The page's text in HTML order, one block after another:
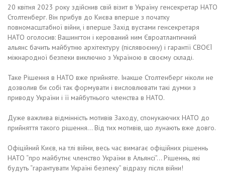
20 квітня 2023 року здійснив свій візит в Україну генсекретар НАТО
Столтенберг. Він прибув до Києва вперше з початку
повномасштабної війни, і вперше Захід вустами генсекретаря
НАТО оголосив: Вашингтон і керований ним Євроатлантичний
альянс бачить майбутню архітектуру (післявоєнну) і гарантії СВОЄЇ
міжнародної безпеки виключно з Україною в своєму складі.
Таке Рішення в НАТО вже прийняте. Інакше Столтенберг ніколи не
дозволив би собі так формувати і висловлювати такі думки з
приводу України і її майбутнього членства в НАТО.
Дуже важлива відмінність мотивів Заходу, спонукаючих НАТО до
прийняття такого рішення… Від тих мотивів, що лунають вже довго.
Офіційний Києв, на тлі війни, весь час вимагає офіційних рішеннь
НАТО “про майбутнє членство України в Альянсі”… Рішеннь, які
будуть “гарантувати Україні безпеку” відразу після війни!